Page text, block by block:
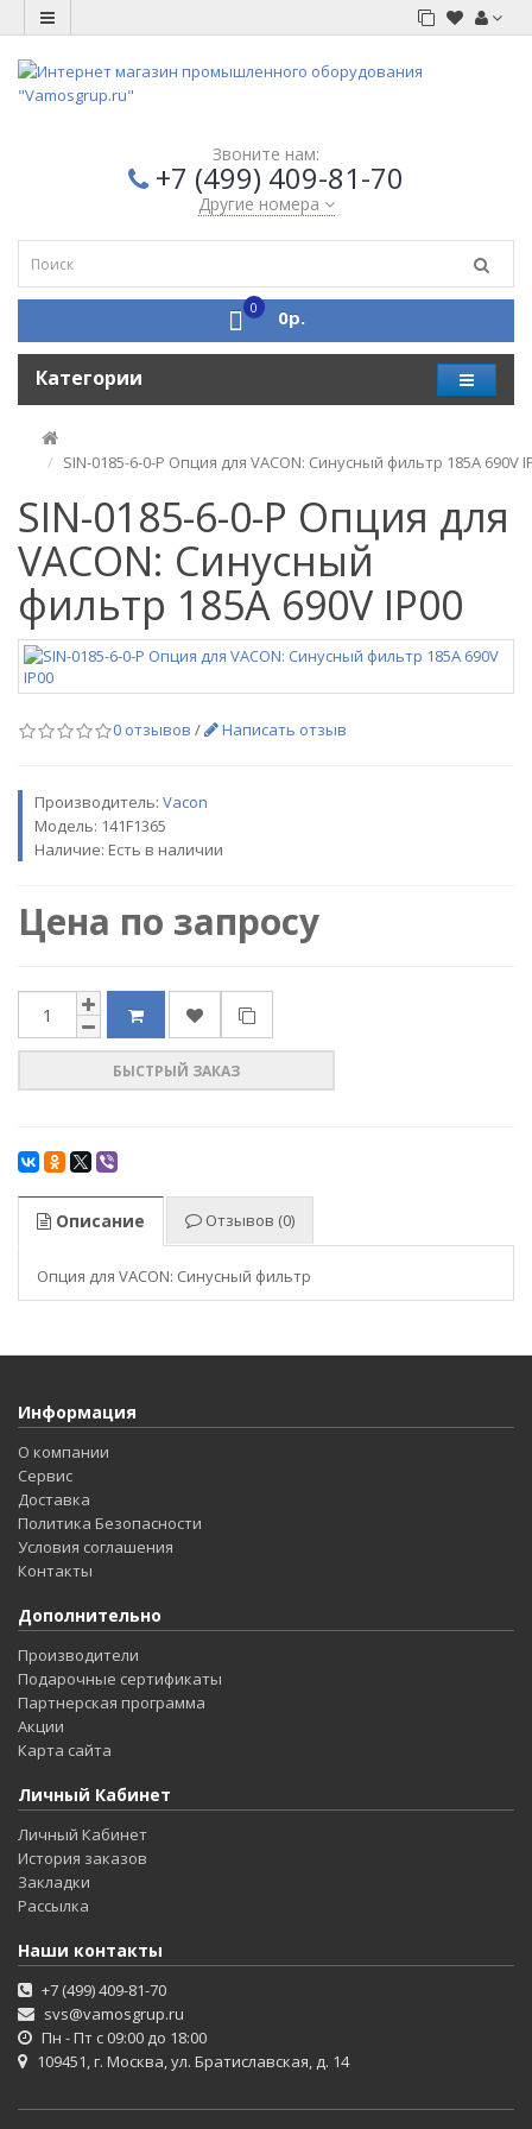
Звоните нам:
+7 (499) 409-81-70
Другие номера
0 0р.
Категории
SIN-0185-6-0-P Опция для VACON: Синусный фильтр 185A 690V
SIN-0185-6-0-P Опция для
VACON: Синусный
фильтр 185A 690V IP00
0 отзывов / Написать отзыв
Производитель: Vacon
Модель: 141F1365
Наличие: Есть в наличии
Цена по запросу
БЫСТРЫЙ ЗАКАЗ
Описание Отзывов (0)
Опция для VACON: Синусный фильтр
Информация
О компании
Сервис
Доставка
Политика Безопасности
Условия соглашения
Контакты
Дополнительно
Производители
Подарочные сертификаты
Партнерская программа
Акции
Карта сайта
Личный Кабинет
Личный Кабинет
История заказов
Закладки
Рассылка
Наши контакты
+7 (499) 409-81-70
svs@vamosgrup.ru
Пн - Пт с 09:00 до 18:00
109451, г. Москва, ул. Братиславская, д. 14